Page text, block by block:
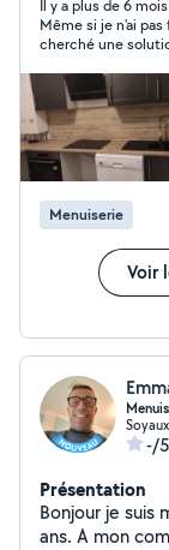
Il y a plus de 6 mois
Même si je n'ai
cherché une
Menuiserie
Voir
-/5
Présentation
Bonjour je suis
ans. A mon compte depuis 2005, je fais de la